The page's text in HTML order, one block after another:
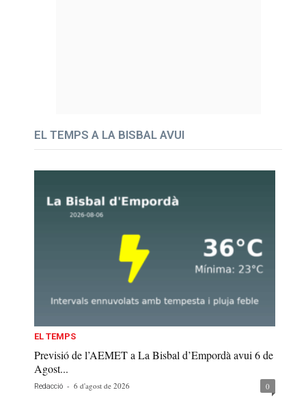
EL TEMPS A LA BISBAL AVUI
EL TEMPS
Previsió de l’AEMET a La Bisbal d’Empordà avui 6 de
Agost...
Redacció - 6 d'agost de 2026 0